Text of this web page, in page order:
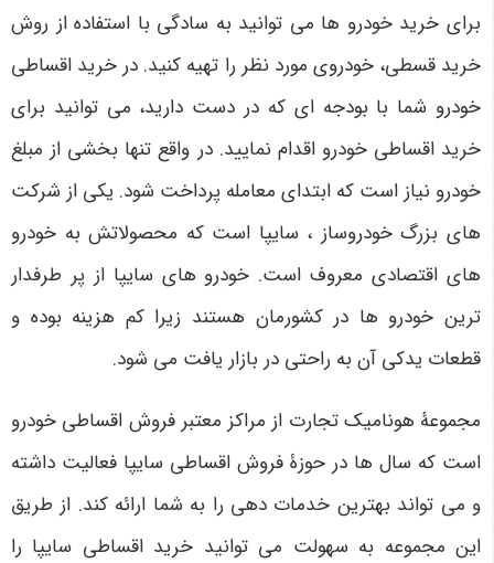
برای خرید خودرو ها می ‌توانید به سادگی با استفاده از روش
خرید قسطی، خودروی مورد نظر را تهیه کنید. در خرید اقساطی
خودرو شما با بودجه‌ ای که در دست دارید، می ‌توانید برای
خرید اقساطی خودرو اقدام نمایید. در واقع تنها بخشی از مبلغ
خودرو نیاز است که ابتدای معامله پرداخت شود. یکی از شرکت
های بزرگ خودروساز ، سایپا است که محصولاتش به خودرو
های اقتصادی معروف است. خودرو های سایپا از پر طرفدار
ترین خودرو ها در کشورمان هستند زیرا کم هزینه بوده و
قطعات یدکی آن به راحتی در بازار یافت می شود.
مجموعۀ هونامیک تجارت از مراکز معتبر فروش اقساطی خودرو
است که سال ها در حوزۀ فروش اقساطی سایپا فعالیت داشته
و می تواند بهترین خدمات دهی را به شما ارائه کند. از طریق
این مجموعه به سهولت می توانید خرید اقساطی سایپا را